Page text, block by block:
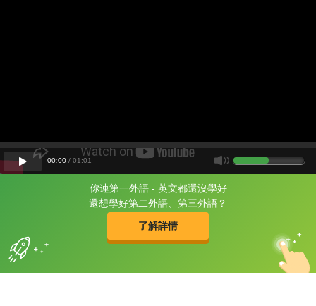
你連第一外語 - 英文都還沒學好
還想學好第二外語、第三外語？
了解詳情
片尾有
攻其不背
的品牌故事
00:00 / 01 :01